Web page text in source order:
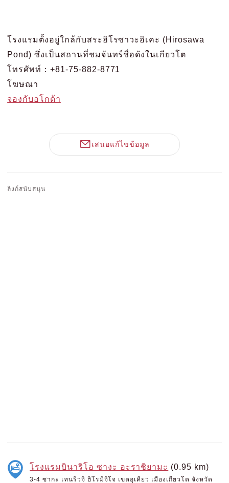
โรงแรมตั้งอยู่ใกล้กับสระฮิโรซาวะอิเคะ (Hirosawa
Pond) ซึ่งเป็นสถานที่ชมจันทร์ชื่อดังในเกียวโต
โทรศัพท์：+81-75-882-8771
โฆษณา
จองกับอโกด้า
เสนอแก้ไขข้อมูล
ลิงก์สนับสนุน
โรงแรมบินาริโอ ซางะ อะราชิยามะ (0.95 km)
3-4 ซากะ เทนริวจิ ฮิโรมิจิโจ เขตอุเคียว เมืองเกียวโต จังหวัด